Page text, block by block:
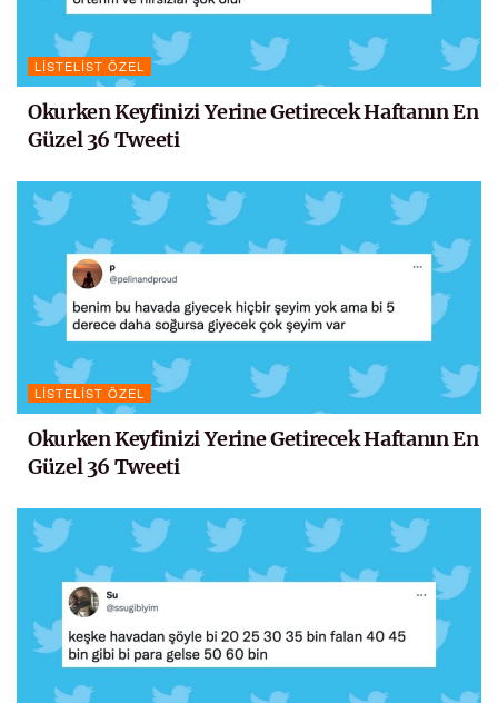
LISTELIST ÖZEL
Okurken Keyfinizi Yerine Getirecek Haftanın En
Güzel 36 Tweeti
LISTELIST ÖZEL
Okurken Keyfinizi Yerine Getirecek Haftanın En
Güzel 36 Tweeti